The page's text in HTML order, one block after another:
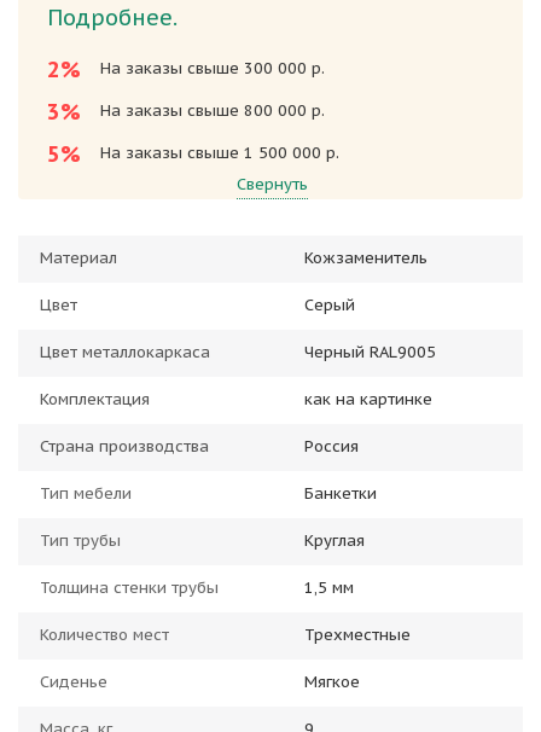
Подробнее.
2%
На заказы свыше 300 000 р.
3% На заказы свыше 800 000 р.
5%
На заказы свыше 1 500 000 р.
Свернуть
Материал Кожзаменитель
Цвет Серый
Цвет металлокаркаса Черный RAL9005
Комплектация как на картинке
Страна производства Россия
Тип мебели Банкетки
Тип трубы Круглая
Толщина стенки трубы 1,5 мм
Количество мест Трехместные
Сиденье Мягкое